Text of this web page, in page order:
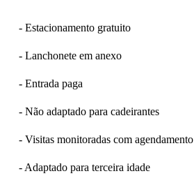
- Estacionamento gratuito
- Lanchonete em anexo
- Entrada paga
- Não adaptado para cadeirantes
- Visitas monitoradas com agendamento
- Adaptado para terceira idade